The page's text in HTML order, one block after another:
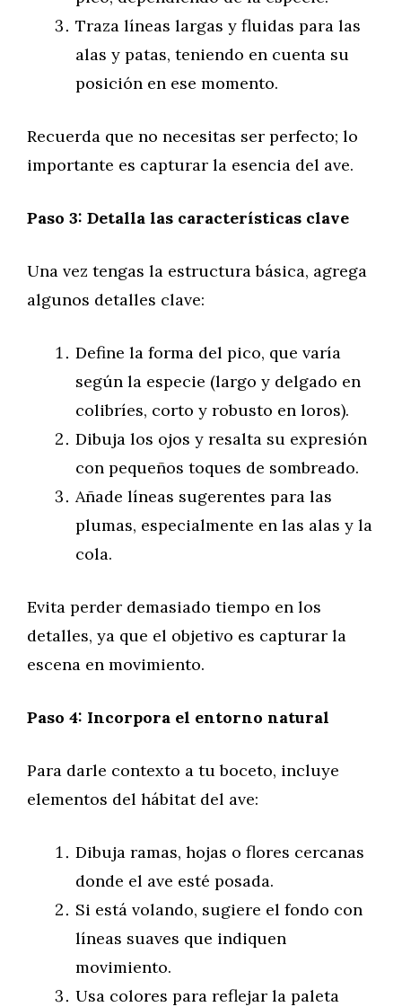
Traza líneas largas y fluidas para las
alas y patas, teniendo en cuenta su
posición en ese momento.
Recuerda que no necesitas ser perfecto; lo
importante es capturar la esencia del ave.
Paso 3: Detalla las características clave
Una vez tengas la estructura básica, agrega
algunos detalles clave:
Define la forma del pico, que varía
según la especie (largo y delgado en
colibríes, corto y robusto en loros).
Dibuja los ojos y resalta su expresión
con pequeños toques de sombreado.
Añade líneas sugerentes para las
plumas, especialmente en las alas y la
cola.
Evita perder demasiado tiempo en los
detalles, ya que el objetivo es capturar la
escena en movimiento.
Paso 4: Incorpora el entorno natural
Para darle contexto a tu boceto, incluye
elementos del hábitat del ave:
Dibuja ramas, hojas o flores cercanas
donde el ave esté posada.
Si está volando, sugiere el fondo con
líneas suaves que indiquen
movimiento.
Usa colores para reflejar la paleta